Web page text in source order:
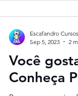
Você
Conheça
Escafandro
Sep 5, 2023
2